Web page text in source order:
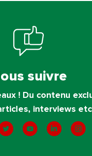
suivre
! Du contenu
interviews